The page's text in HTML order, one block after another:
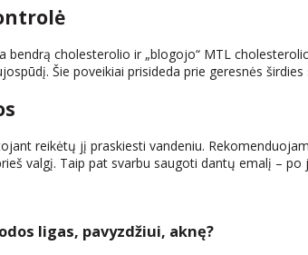
bendrą cholesterolio ir „blogojo“ MTL
Šie poveikiai prisideda prie geresnės
reikėtų jį praskiesti vandeniu.
valgį. Taip pat svarbu saugoti dantų emalį – po
ligas, pavyzdžiui, aknę?